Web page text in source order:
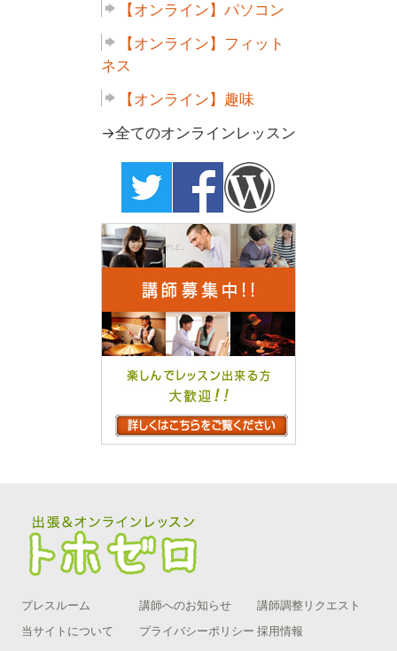
【オンライン】パソコン
【オンライン】フィット
ネス
【オンライン】趣味
→全てのオンラインレッスン
プレスルーム 講師へのお知らせ
講師調整リクエスト
当サイトについて
プライバシーポリシー 採用情報